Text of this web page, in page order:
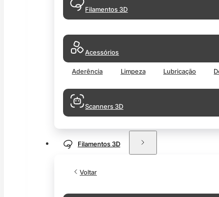
Filamentos 3D
Acessórios
Aderência Limpeza Lubricação
Scanners 3D
Filamentos 3D
Voltar